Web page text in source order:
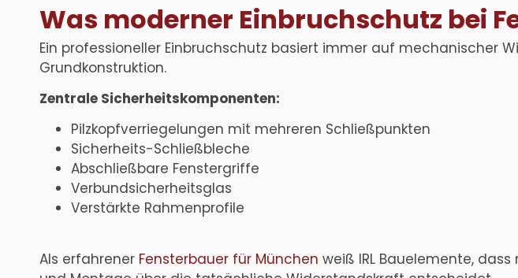
Was moderner Einbruchschutz bei
Ein professioneller Einbruchschutz basiert immer auf mechanischer
Grundkonstruktion.
Zentrale Sicherheitskomponenten:
Pilzkopfverriegelungen mit mehreren Schließpunkten
Sicherheits-Schließbleche
Abschließbare Fenstergriffe
Verbundsicherheitsglas
Verstärkte Rahmenprofile
Als erfahrener Fensterbauer für München weiß IRL Bauelemente,